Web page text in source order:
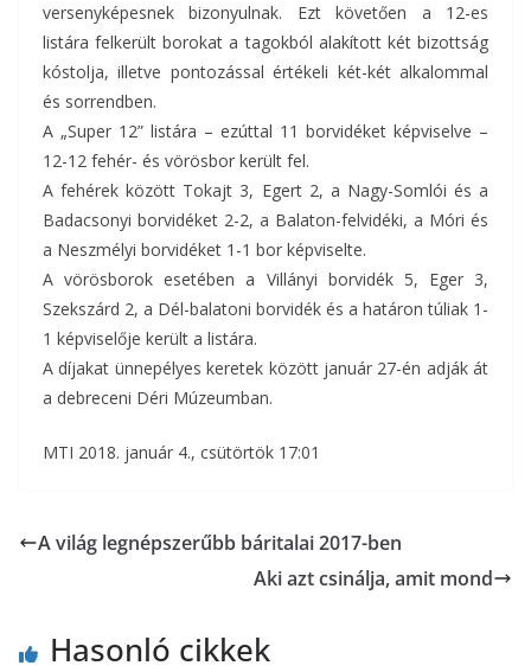
versenyképesnek bizonyulnak. Ezt követően a 12-es
listára felkerült borokat a tagokból alakított két bizottság
kóstolja, illetve pontozással értékeli két-két alkalommal
és sorrendben.
A „Super 12” listára – ezúttal 11 borvidéket képviselve –
12-12 fehér- és vörösbor került fel.
A fehérek között Tokajt 3, Egert 2, a Nagy-Somlói és a
Badacsonyi borvidéket 2-2, a Balaton-felvidéki, a Móri és
a Neszmélyi borvidéket 1-1 bor képviselte.
A vörösborok esetében a Villányi borvidék 5, Eger 3,
Szekszárd 2, a Dél-balatoni borvidék és a határon túliak 1-
1 képviselője került a listára.
A díjakat ünnepélyes keretek között január 27-én adják át
a debreceni Déri Múzeumban.
MTI 2018. január 4., csütörtök 17:01
A világ legnépszerűbb báritalai 2017-ben
Aki azt csinálja, amit mond
Hasonló cikkek